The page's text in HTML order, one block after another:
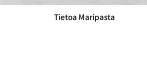
Tietoa Maripasta